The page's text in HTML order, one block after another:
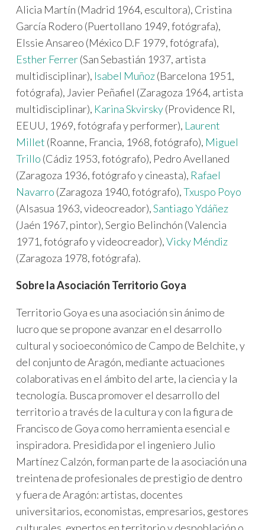
Alicia Martín (Madrid 1964, escultora), Cristina
García Rodero (Puertollano 1949, fotógrafa),
Elssie Ansareo (México D.F 1979, fotógrafa),
Esther Ferrer(San Sebastián 1937, artista
multidisciplinar), Isabel Muñoz(Barcelona 1951,
fotógrafa), Javier Peñafiel (Zaragoza 1964, artista
multidisciplinar), Karina Skvirsky(Providence RI,
EEUU, 1969, fotógrafa y performer), Laurent
Millet (Roanne, Francia, 1968, fotógrafo), Miguel
Trillo (Cádiz 1953, fotógrafo), Pedro Avellaned
(Zaragoza 1936, fotógrafo y cineasta), Rafael
Navarro (Zaragoza 1940, fotógrafo),Txuspo Poyo
(Alsasua 1963, videocreador),Santiago Ydáñez
(Jaén 1967, pintor), Sergio Belinchón (Valencia
1971, fotógrafo y videocreador),Vicky Méndiz
(Zaragoza 1978, fotógrafa).
Sobre la Asociación Territorio Goya
Territorio Goya es una asociación sin ánimo de
lucro que se propone avanzar en el desarrollo
cultural y socioeconómico de Campo de Belchite, y
del conjunto de Aragón, mediante actuaciones
colaborativas en el ámbito del arte, la ciencia y la
tecnología. Busca promover el desarrollo del
territorio a través de la cultura y con la figura de
Francisco de Goya como herramienta esencial e
inspiradora. Presidida por el ingeniero Julio
Martínez Calzón, forman parte de la asociación una
treintena de profesionales de prestigio de dentro
y fuera de Aragón: artistas, docentes
universitarios, economistas, empresarios, gestores
culturales, expertos en territorio y despoblación o